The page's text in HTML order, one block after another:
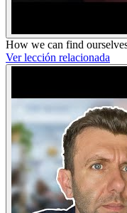
How we can find
Ver lección relacionada